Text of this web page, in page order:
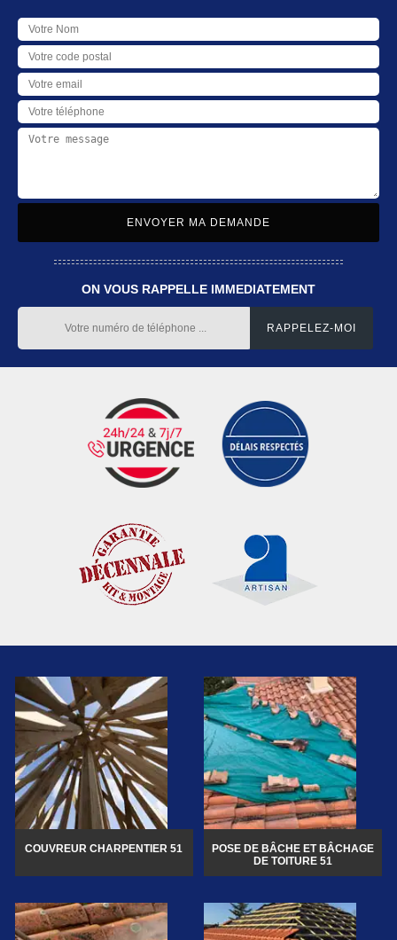
ON VOUS RAPPELLE IMMEDIATEMENT
COUVREUR CHARPENTIER 51
POSE DE BÂCHE ET BÂCHAGE
DE TOITURE 51